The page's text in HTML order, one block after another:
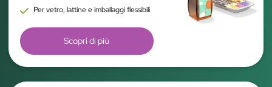
Per vetro, lattine e imballaggi flessibili
Scopri di più